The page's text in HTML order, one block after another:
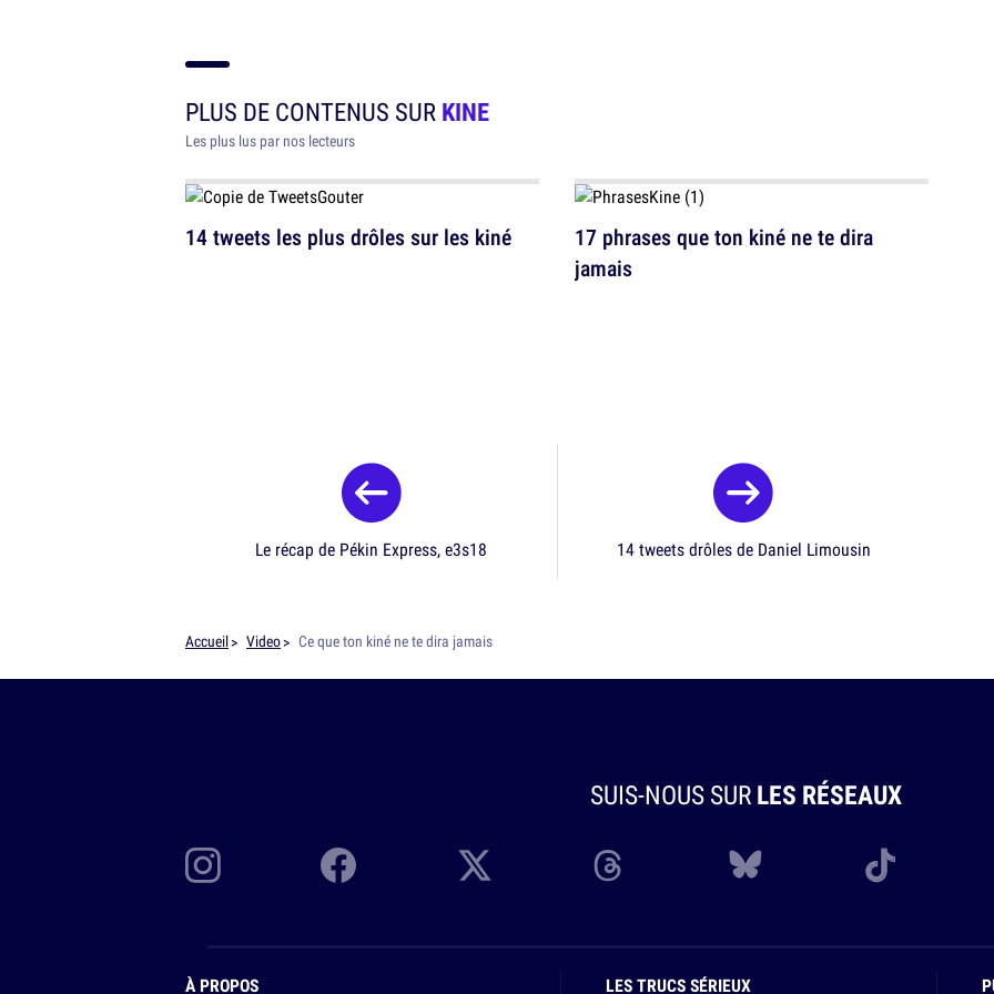
PLUS DE CONTENUS SURKINE
Les plus lus par nos lecteurs
14 tweets les plus drôles sur les kiné
17 phrases que ton kiné ne te dira
jamais
Le récap de Pékin Express, e3s18 14 tweets drôles de Daniel Limousin
Accueil Video Ce que ton kiné ne te dira jamais
SUIS-NOUS SURLES RÉSEAUX
À PROPOS LES TRUCS SÉRIEUX